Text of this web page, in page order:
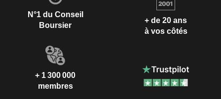
N°1 du Conseil
Boursier
+ de 20 ans
à vos côtés
+ 1 300 000
membres